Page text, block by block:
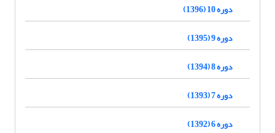
دوره 10 (1396)
دوره 9 (1395)
دوره 8 (1394)
دوره 7 (1393)
دوره 6 (1392)